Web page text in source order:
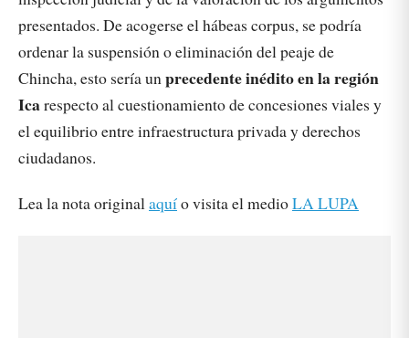
presentados. De acogerse el hábeas corpus, se podría
ordenar la suspensión o eliminación del peaje de
Chincha, esto sería un precedente inédito en la región
Icarespecto al cuestionamiento de concesiones viales y
el equilibrio entre infraestructura privada y derechos
ciudadanos.
Lea la nota original aquío visita el medioLA LUPA